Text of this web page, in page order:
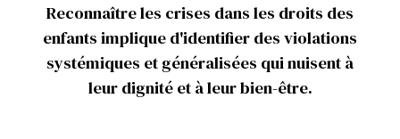
Reconnaître les crises dans les droits des
enfants implique d'identifier des violations
systémiques et généralisées qui nuisent à
leur dignité et à leur bien-être.